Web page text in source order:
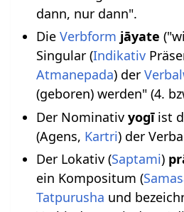
dann, nur dann".
Die Verbform jāyate
Singular (Indikativ
Atmanepada) der
(geboren) werden" (4.
Der Nominativ yogīist
(Agens, Kartri) der
Der Lokativ (Saptami)
ein Kompositum (
Tatpurusha und